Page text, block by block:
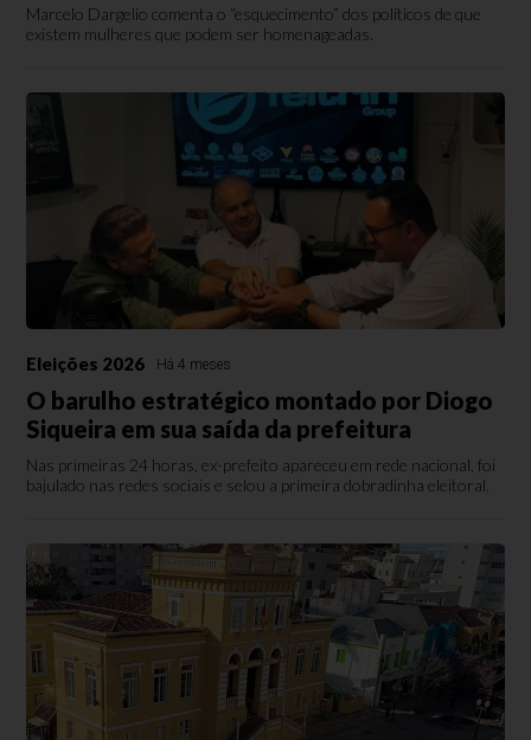
Marcelo Dargelio comenta o “esquecimento” dos políticos de que
existem mulheres que podem ser homenageadas.
Eleições 2026 Há 4 meses
O barulho estratégico montado por Diogo
Siqueira em sua saída da prefeitura
Nas primeiras 24 horas, ex-prefeito apareceu em rede nacional, foi
bajulado nas redes sociais e selou a primeira dobradinha eleitoral.